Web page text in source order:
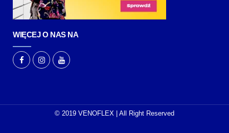
WIĘCEJ O NAS NA
© 2019 VENOFLEX | All Right Reserved